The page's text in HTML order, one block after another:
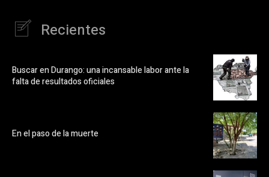
Recientes
Buscar en Durango: una incansable labor ante la
falta de resultados oficiales
En el paso de la muerte